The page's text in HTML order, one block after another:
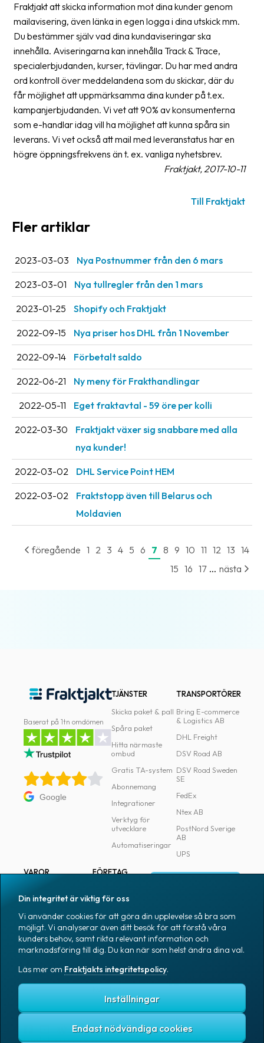
Kundtjänst
Om
Om
Fraktjakt
Pressrum
Medarbetare
Nyhetsarkiv
oss
Villkor
villkor
Integritet
Förbjudet
och
farligt
innehåll
Fraktjakt att skicka information mot dina kunder genom
mailavisering, även länka in egen logga i dina utskick mm.
Du bestämmer själv vad dina kundaviseringar ska
innehålla. Aviseringarna kan innehålla Track & Trace,
specialerbjudanden, kurser, tävlingar. Du har med andra
ord kontroll över meddelandena som du skickar, där du
får möjlighet att uppmärksamma dina kunder på t.ex.
kampanjerbjudanden. Vi vet att 90% av konsumenterna
som e-handlar idag vill ha möjlighet att kunna spåra sin
leverans. Vi vet också att mail med leveranstatus har en
högre öppningsfrekvens än t. ex. vanliga nyhetsbrev.
Fraktjakt, 2017-10-11
Till Fraktjakt
Fler artiklar
2023-03-03 Nya Postnummer från den 6 mars
2023-03-01 Nya tullregler från den 1 mars
2023-01-25 Shopify och Fraktjakt
2022-09-15 Nya priser hos DHL från 1 November
2022-09-14 Förbetalt saldo
2022-06-21 Ny meny för Frakthandlingar
2022-05-11 Eget fraktavtal - 59 öre per kolli
2022-03-30
Fraktjakt växer sig snabbare med alla
nya kunder!
2022-03-02 DHL Service Point HEM
2022-03-02
Fraktstopp även till Belarus och
Moldavien
föregående 1 2 3 4 5 6 7 8 9 10 11 12 13 14
15 16 17 ... nästa
Baserat på 1tn omdömen
Google
TJÄNSTER
Skicka paket & pall
Spåra paket
Hitta närmaste
ombud
Gratis TA-system
Abonnemang
Integrationer
Verktyg för
utvecklare
Automatiseringar
TRANSPORTÖRER
Bring E-commerce
& Logistics AB
DHL Freight
DSV Road AB
DSV Road Sweden
SE
FedEx
Ntex AB
PostNord Sverige
AB
UPS
VAROR
Märkning
Emballage
Emballagetillbehör
Kontorsvaror
FÖRETAG
Pressrum
Medarbetare
Jobb & karriär
Nyhetsarkiv
Blogg
Skapa konto
Fraktjakts integritetspolicy Allmänna villkor
Din integritet är viktig för oss
Vi använder cookies för att göra din upplevelse så bra som
möjligt. Vi analyserar även ditt besök för att förstå våra
kunders behov, samt rikta relevant information och
marknadsföring till dig. Du kan när som helst ändra dina val.
Läs mer om Fraktjakts integritetspolicy.
Inställningar
Endast nödvändiga cookies